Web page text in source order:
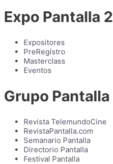
Expo Pantalla
Expositores
PreRegístro
Masterclass
Eventos
Grupo Pantalla
Revista TelemundoCine
RevistaPantalla.com
Semanario Pantalla
Directorio Pantalla
Festival Pantalla